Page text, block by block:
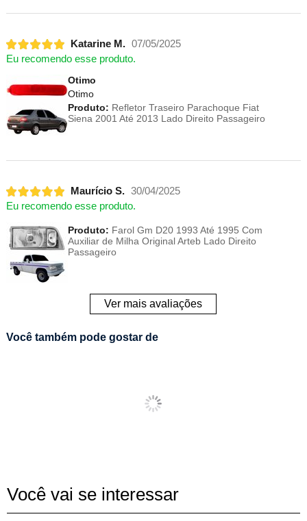
Katarine M. 07/05/2025
Eu recomendo esse produto.
Otimo
Otimo
Produto: Refletor Traseiro Parachoque Fiat
Siena 2001 Até 2013 Lado Direito Passageiro
Maurício S. 30/04/2025
Eu recomendo esse produto.
Produto: Farol Gm D20 1993 Até 1995 Com
Auxiliar de Milha Original Arteb Lado Direito
Passageiro
Ver mais avaliações
Você também pode gostar de
Você vai se interessar